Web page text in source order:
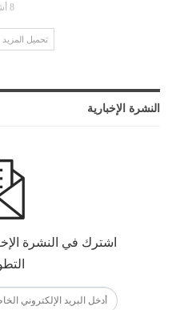
8 أشهر منذ
تحميل
النشرة الإخبارية
اشترك في النشرة